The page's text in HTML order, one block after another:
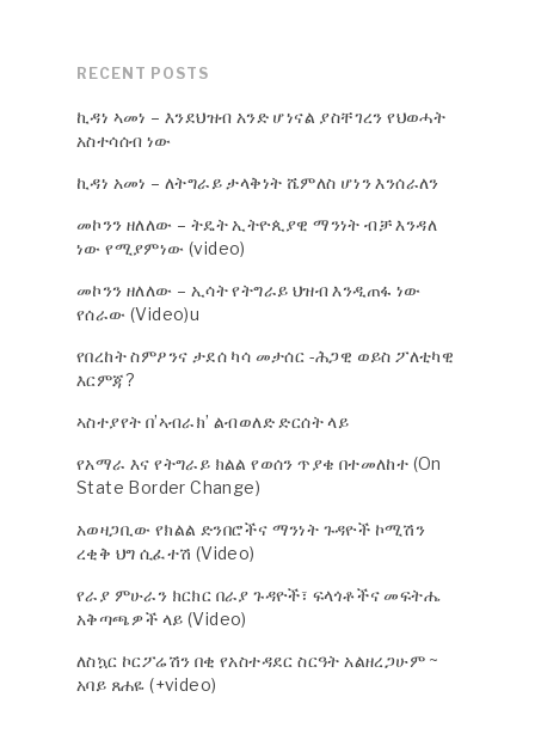
RECENT POSTS
ኪዳነ ኣመነ – እንደህዝብ አንድ ሆነናል ያስቸገረን የህወሓት
አስተሳሰብ ነው
ኪዳነ አመነ – ለትግራይ ታላቅነት ሼምለስ ሆነን እንሰራለን
መኮንን ዘለለው – ትዴት ኢትዮጲያዊ ማንነት ብቻ እንዳለ
ነው የሚያምነው (video)
መኮንን ዘለለው – ኢሳት የትግራይ ህዝብ እንዲጠፋ ነው
የሰራው (Video)u
የበረከት ስምዖንና ታደሰ ካሳ መታሰር -ሕጋዊ ወይስ ፖለቲካዊ
እርምጃ?
ኣስተያየት በ’ኣብራክ’ ልብወለድ ድርሰት ላይ
የአማራ እና የትግራይ ክልል የወሰን ጥያቄ በተመለከተ (On
State Border Change)
አወዛጋቢው የክልል ድንበሮችና ማንነት ጉዳዮች ኮሚሽን
ረቂቅ ህግ ሲፈተሽ (Video)
የራያ ምሁራን ክርክር በራያ ጉዳዮች፣ ፍላጎቶችና መፍትሔ
አቅጣጫዎች ላይ (Video)
ለስኳር ኮርፖሬሽን በቂ የአስተዳደር ስርዓት አልዘረጋሁም ~
አባይ ጸሐዬ (+video)